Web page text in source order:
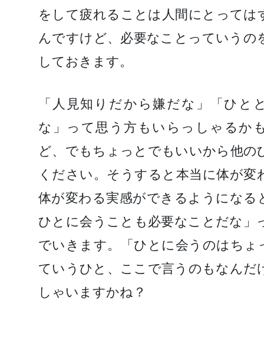
をして疲れることは人間にとっては
んですけど、必要なことっていうの
しておきます。
「人見知りだから嫌だな」「ひと
な」って思う方もいらっしゃるか
ど、でもちょっとでもいいから他の
ください。そうすると本当に体が変
体が変わる実感ができるようになる
ひとに会うことも必要なことだな」
でいきます。「ひとに会うのはちょ
ていうひと、ここで言うのもなんだ
しゃいますかね？